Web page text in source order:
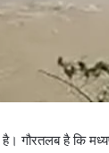
है। गौरतलब है कि